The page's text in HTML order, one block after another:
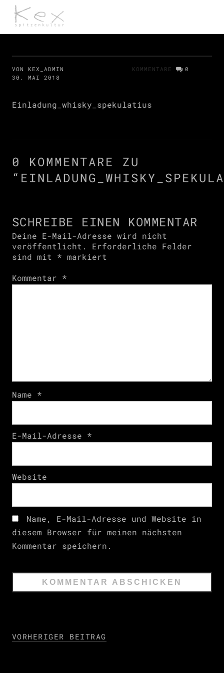
kex spitzenkultur
VON KEX_ADMIN
30. MAI 2018
KOMMENTARE 0
Einladung_whisky_spekulatius
0 KOMMENTARE ZU
“
SCHREIBE EINEN KOMMENTAR
Deine E-Mail-Adresse wird nicht
veröffentlicht.
Erforderliche Felder
sind mit * markiert
Kommentar *
Name *
E-Mail-Adresse *
Website
Name, E-Mail-Adresse und Website in
diesem Browser für meinen nächsten
Kommentar speichern.
VORHERIGER BEITRAG